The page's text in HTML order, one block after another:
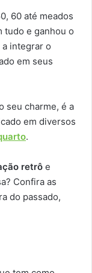
60 até meados
tudo e ganhou o
integrar o
em seus
seu charme, é a
em diversos
.
retrô e
Confira as
do passado,